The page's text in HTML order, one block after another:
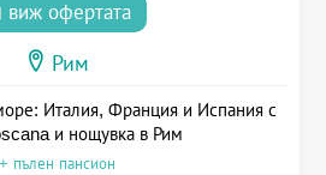
виж офертата
Рим
Италия, Франция и Испания с
и нощувка в Рим
+ пълен пансион